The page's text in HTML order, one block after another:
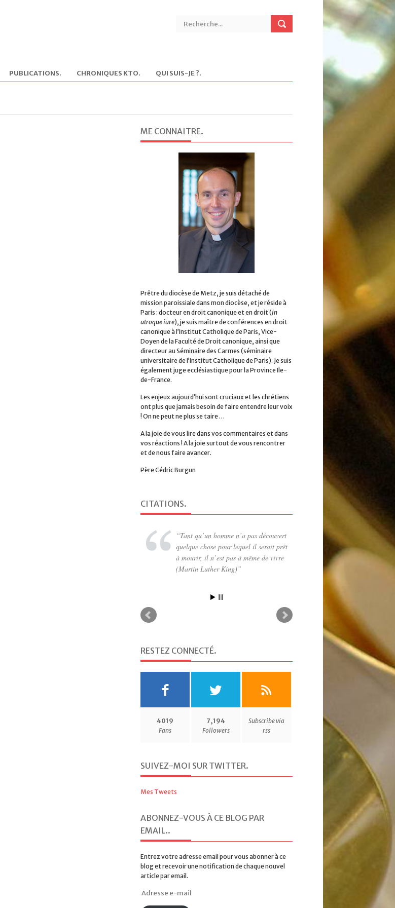
PUBLICATIONS. CHRONIQUES KTO. QUI SUIS-JE ?.
ME CONNAITRE.
Prêtre du diocèse de Metz, je suis détaché de
mission paroissiale dans mon diocèse, et je réside à
Paris : docteur en droit canonique et en droit (in
utroque iure), je suis maître de conférences en droit
canonique à l’Institut Catholique de Paris, Vice-
Doyen de la Faculté de Droit canonique, ainsi que
directeur au Séminaire des Carmes (séminaire
universitaire de l’Institut Catholique de Paris). Je suis
également juge ecclésiastique pour la Province Ile-
de-France.
Les enjeux aujourd’hui sont cruciaux et les chrétiens
ont plus que jamais besoin de faire entendre leur voix
! On ne peut ne plus se taire …
A la joie de vous lire dans vos commentaires et dans
vos réactions ! A la joie surtout de vous rencontrer
et de nous faire avancer.
Père Cédric Burgun
CITATIONS.
A chaque acte d’amour, il y a donc
comme une mort consentie : une
nécessaire diminution, un « laissez-
passer » qu’on accorde à autre que
RESTEZ CONNECTÉ.
SUIVEZ-MOI SUR TWITTER
Mes Tweets
ABONNEZ-VOUS À CE BLOG PAR
EMAIL.
.
Entrez votre adresse email pour vous abonner à ce
article par email.